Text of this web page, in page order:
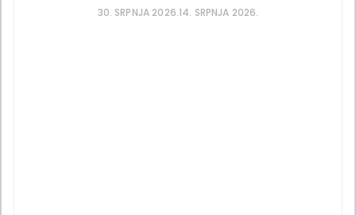
30. SRPNJA 2026.14. SRPNJA 2026.